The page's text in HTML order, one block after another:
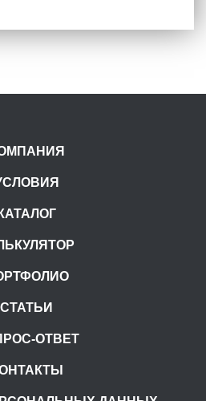
КАТАЛОГ
СТАТЬИ
ОТВЕТ